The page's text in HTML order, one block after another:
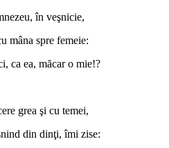
în veşnicie,
mâna spre femeie:
ca ea, măcar o mie!?
grea şi cu temei,
din dinţi, îmi zise: